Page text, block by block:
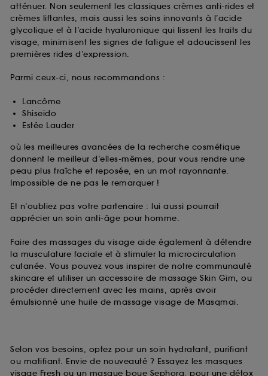
atténuer. Non seulement les classiques crèmes anti-rides et
crèmes liftantes, mais aussi les soins innovants à l’acide
glycolique et à l’acide hyaluronique qui lissent les traits du
visage, minimisent les signes de fatigue et adoucissent les
premières rides d’expression.
Parmi ceux-ci, nous recommandons :
Lancôme
Shiseido
Estée Lauder
où les meilleures avancées de la recherche cosmétique
donnent le meilleur d’elles-mêmes, pour vous rendre une
peau plus fraîche et reposée, en un mot rayonnante.
Impossible de ne pas le remarquer !
Et n’oubliez pas votre partenaire : lui aussi pourrait
apprécier un soin anti-âge pour homme.
Faire des massages du visage aide également à détendre
la musculature faciale et à stimuler la microcirculation
cutanée. Vous pouvez vous inspirer de notre communauté
skincare et utiliser un accessoire de massage Skin Gim, ou
procéder directement avec les mains, après avoir
émulsionné une huile de massage visage de Masqmai.
Selon vos besoins, optez pour un soin hydratant, purifiant
ou matifiant. Envie de nouveauté ? Essayez les masques
visage Fresh ou un masque boue Sephora, pour une détox